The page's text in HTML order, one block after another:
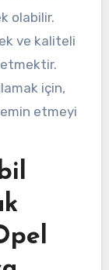
olabilir.
ve kaliteli
için,
etmeyi